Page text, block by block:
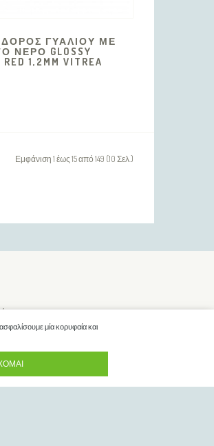
μία κορυφαία και
ΓΥΑΛΙΟΥ ΜΕ
ΝΕΡΟ GLOSSY
RED 1,2MM VITREA
Εμφάνιση 1 έως 15 από 149 (10 Σελ.)